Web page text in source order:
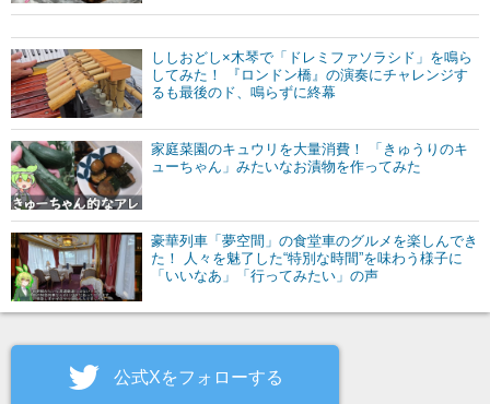
ししおどし×木琴で「ドレミファソラシド」を鳴ら
してみた！ 『ロンドン橋』の演奏にチャレンジす
るも最後のド、鳴らずに終幕
家庭菜園のキュウリを大量消費！ 「きゅうりのキ
ューちゃん」みたいなお漬物を作ってみた
豪華列車「夢空間」の食堂車のグルメを楽しんでき
た！ 人々を魅了した“特別な時間”を味わう様子に
「いいなあ」「行ってみたい」の声
公式Xをフォローする